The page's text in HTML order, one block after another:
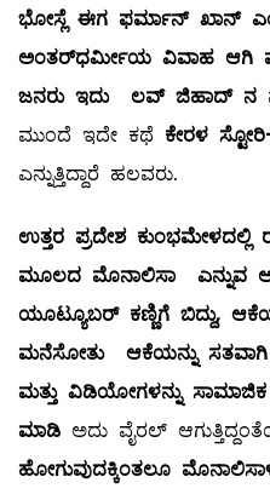
ಭೋಸ್ಲೆ ಈಗ ಫರ್ಮಾನ್ ಖಾನ್‌
ಅಂತರ್‌ಧರ್ಮೀಯ ವಿವಾಹ ಆಗಿ
ಜನರು ಇದು ಲವ್ ಜಿಹಾದ್ ನ
ಮುಂದೆ ಇದೇ ಕಥೆ ಕೇರಳ
ಎನ್ನುತ್ತಿದ್ದಾರೆ ಹಲವರು.
ಉತ್ತರ ಪ್ರದೇಶ ಕುಂಭಮೇಳದಲ್ಲಿ
ಮೂಲದ ಮೊನಾಲಿಸಾ ಎನ್ನುವ
ಯೂಟ್ಯೂಬರ್ ಕಣ್ಣಿಗೆ ಬಿದ್ದು,
ಮನೆಸೋತು ಆಕೆಯನ್ನು
ಮತ್ತು ವಿಡಿಯೋಗಳನ್ನು
ಮಾಡಿ ಅದು ವೈರಲ್‌
ಹೋಗುವುದಕ್ಕಿಂತಲೂ